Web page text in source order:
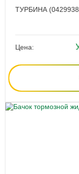
ТУРБИНА
Цена: